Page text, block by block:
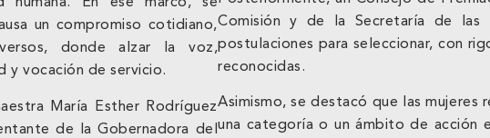
humana. En ese marco, se
un compromiso cotidiano,
donde alzar la voz,
y vocación de servicio.
María Esther Rodríguez
de la Gobernadora del
Comisión y de la Secretaría de las
postulaciones para seleccionar, con
reconocidas.
Asimismo, se destacó que las mujeres
una categoría o un ámbito de acción